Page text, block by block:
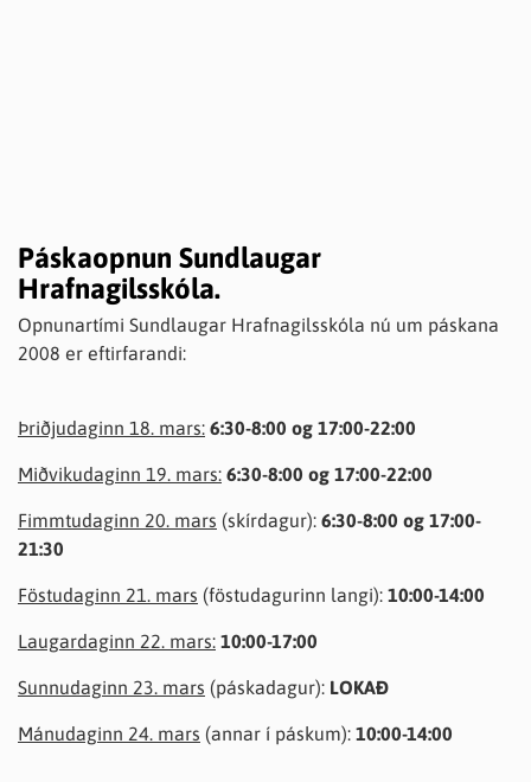
Páskaopnun Sundlaugar
Hrafnagilsskóla.
Opnunartími Sundlaugar Hrafnagilsskóla nú um páskana
2008 er eftirfarandi:
Þriðjudaginn 18. mars: 6:30-8:00 og 17:00-22:00
Miðvikudaginn 19. mars: 6:30-8:00 og 17:00-22:00
Fimmtudaginn 20. mars (skírdagur): 6:30-8:00 og 17:00-
21:30
Föstudaginn 21. mars (föstudagurinn langi): 10:00-14:00
Laugardaginn 22. mars: 10:00-17:00
Sunnudaginn 23. mars (páskadagur): LOKAÐ
Mánudaginn 24. mars (annar í páskum): 10:00-14:00